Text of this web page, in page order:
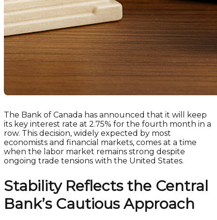
The Bank of Canada has announced that it will keep
its key interest rate at 2.75% for the fourth month in a
row. This decision, widely expected by most
economists and financial markets, comes at a time
when the labor market remains strong despite
ongoing trade tensions with the United States.
Stability Reflects the Central
Bank’s Cautious Approach